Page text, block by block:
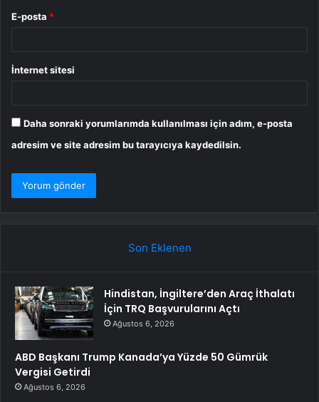
E-posta *
İnternet sitesi
Daha sonraki yorumlarımda kullanılması için adım, e-posta
adresim ve site adresim bu tarayıcıya kaydedilsin.
Son Eklenen
Hindistan, İngiltere’den Araç İthalatı
İçin TRQ Başvurularını Açtı
Ağustos 6, 2026
ABD Başkanı Trump Kanada’ya Yüzde 50 Gümrük
Vergisi Getirdi
Ağustos 6, 2026